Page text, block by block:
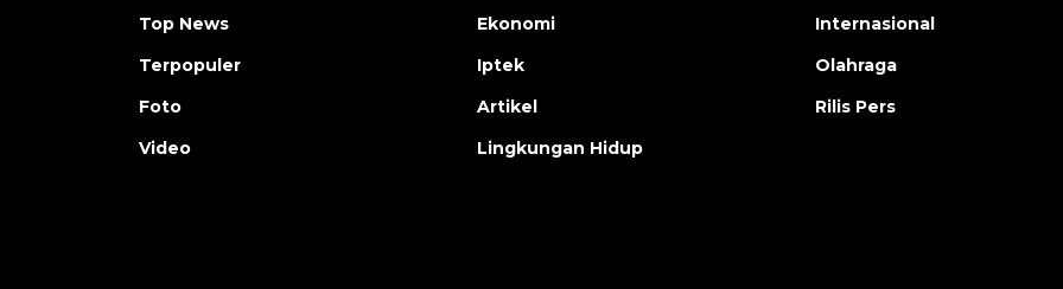
Top News
Terpopuler
Foto
Video
Ekonomi
Iptek
Artikel
Lingkungan Hidup
Internasional
Olahraga
Rilis Pers